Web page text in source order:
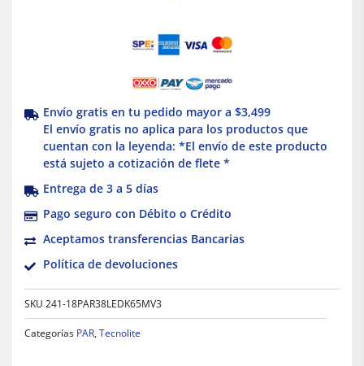
Envío gratis en tu pedido mayor a $3,499
El envío gratis no aplica para los productos que
cuentan con la leyenda: *El envío de este producto
está sujeto a cotización de flete *
Entrega de 3 a 5 días
Pago seguro con Débito o Crédito
Aceptamos transferencias Bancarias
Política de devoluciones
SKU 241-18PAR38LEDK65MV3
Categorías PAR, Tecnolite